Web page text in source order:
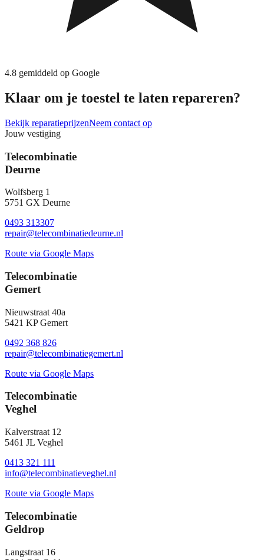
4.8 gemiddeld op Google
Klaar om je toestel te laten repareren?
Bekijk reparatieprijzenNeem contact op
Jouw vestiging
Telecombinatie
Deurne
Wolfsberg 1
5751 GX Deurne
0493 313307
repair@telecombinatiedeurne.nl
Route via Google Maps
Telecombinatie
Gemert
Nieuwstraat 40a
5421 KP Gemert
0492 368 826
repair@telecombinatiegemert.nl
Route via Google Maps
Telecombinatie
Veghel
Kalverstraat 12
5461 JL Veghel
0413 321 111
info@telecombinatieveghel.nl
Route via Google Maps
Telecombinatie
Geldrop
Langstraat 16